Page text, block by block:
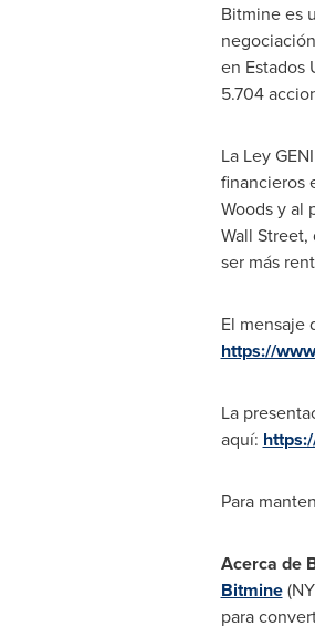
Bitmine es
en Estados
5.704
La Ley
financieros
Woods y al
Wall
ser más
El mensaje
https://
La
aquí:
Para
Acerca de
Bitmine
para